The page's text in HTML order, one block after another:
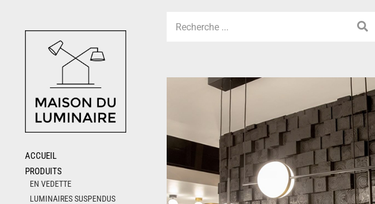
content
ACCUEIL
PRODUITS
EN VEDETTE
LUMINAIRES SUSPENDUS